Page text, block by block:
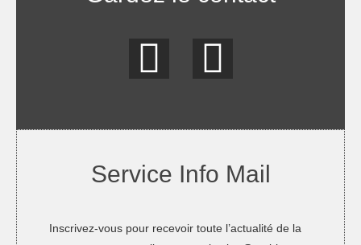
Service Info Mail
Inscrivez-vous pour recevoir toute l’actualité de la